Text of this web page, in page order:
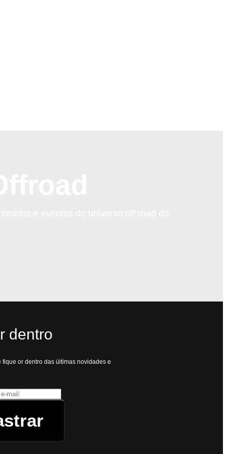
dentro
or dentro das últimas novidades e